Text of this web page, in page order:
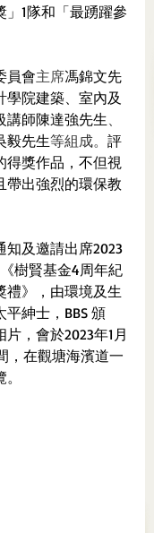
」1隊和「最踴躍參
員會主席馮錦文先
學院建築、室內及
講師陳達強先生
毅先生等組成。 評
得獎作品，不但視
帶出強烈的環保教
知及邀請出席2023
樹賢基金4周年紀
禮》，由環境及生
紳士，BBS 頒
，會於2023年1月
，在觀塘海濱道一